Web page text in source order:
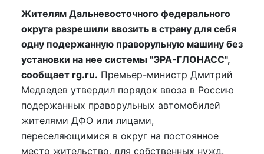
Жителям Дальневосточного федерального
округа разрешили ввозить в страну для себя
одну подержанную праворульную машину без
установки на нее системы "ЭРА-ГЛОНАСС",
сообщает rg.ru. Премьер-министр Дмитрий
Медведев утвердил порядок ввоза в Россию
подержанных праворульных автомобилей
жителями ДФО или лицами,
переселяющимися в округ на постоянное
место жительство, для собственных нужд.